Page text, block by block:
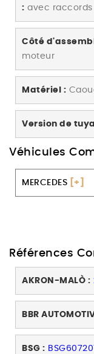
: avec raccords
Côté
moteur
Matériel :
Version de
Véhicules
MERCEDES [+]
Références
AKRON-MALÒ :
BBR
BSG :